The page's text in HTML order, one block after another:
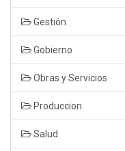
Gestión
Gobierno
Obras y Servicios
Produccion
Salud